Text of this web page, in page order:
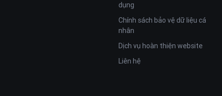
dụng
Chính sách bảo vệ dữ liệu cá
nhân
Dịch vụ hoàn thiện website
Liên hệ